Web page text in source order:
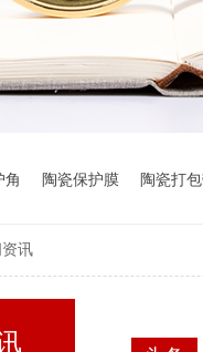
角 陶瓷保护膜 陶瓷打
讯